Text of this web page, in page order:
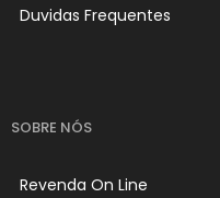
Duvidas Frequentes
SOBRE NÓS
Revenda On Line